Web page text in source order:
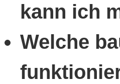
kann ich
Welche